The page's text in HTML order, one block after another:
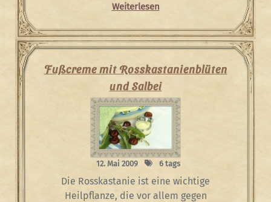
Weiterlesen
Fußcreme mit Rosskastanienblüten
und Salbei
12. Mai 2009 6 tags
Die Rosskastanie ist eine wichtige
Heilpflanze, die vor allem gegen